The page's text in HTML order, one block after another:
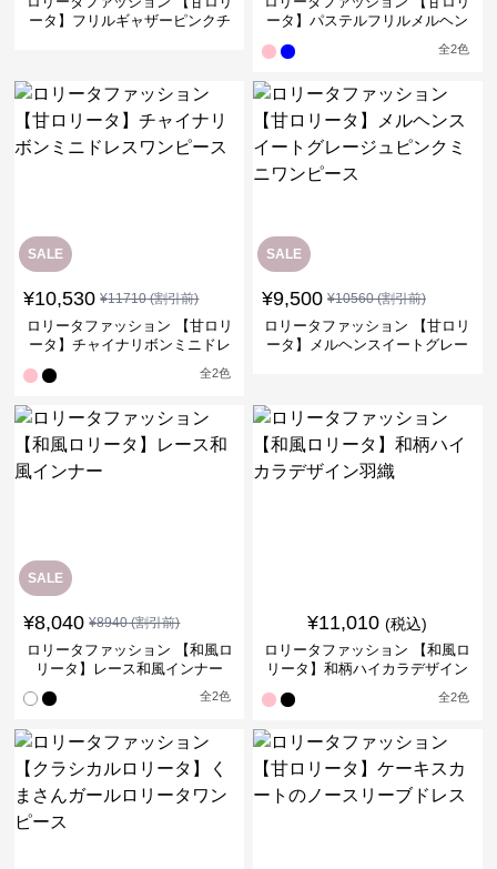
ータ】フリルギャザーピンクチ
ータ】パステルフリルメルヘン
全2色
SALE
¥10,530 ¥11710(割引前)
ロリータファッション 【甘ロリ
ータ】チャイナリボンミニドレ
全2色
SALE
¥9,500 ¥10560(割引前)
ロリータファッション 【甘ロリ
ータ】メルヘンスイートグレー
SALE
¥8,040 ¥8940(割引前)
ロリータファッション 【和風ロ
リータ】レース和風インナー
全2色
¥11,010 (税込)
ロリータファッション 【和風ロ
リータ】和柄ハイカラデザイン
全2色